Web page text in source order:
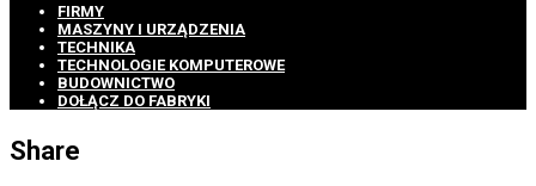
FIRMY
MASZYNY I URZĄDZENIA
TECHNIKA
TECHNOLOGIE KOMPUTEROWE
BUDOWNICTWO
DOŁĄCZ DO FABRYKI
Share